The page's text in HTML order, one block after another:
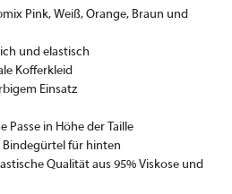
Pink, Weiß, Orange, Braun und
und elastisch
Kofferkleid
Einsatz
Passe in Höhe der Taille
Bindegürtel für hinten
Qualität aus 95% Viskose und